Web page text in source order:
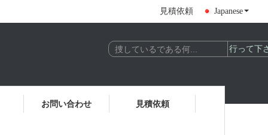
見積依頼 Japanese
お問い合わせ 見積依頼